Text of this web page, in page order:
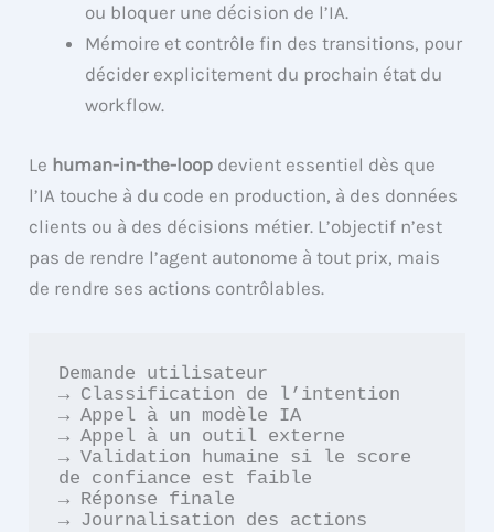
ou bloquer une décision de l’IA.
Mémoire et contrôle fin des transitions, pour
décider explicitement du prochain état du
workflow.
Le human-in-the-loop devient essentiel dès que
l’IA touche à du code en production, à des données
clients ou à des décisions métier. L’objectif n’est
pas de rendre l’agent autonome à tout prix, mais
de rendre ses actions contrôlables.
Demande utilisateur
→ Classification de l’intention
→ Appel à un modèle IA
→ Appel à un outil externe
→ Validation humaine si le score
de confiance est faible
→ Réponse finale
→ Journalisation des actions